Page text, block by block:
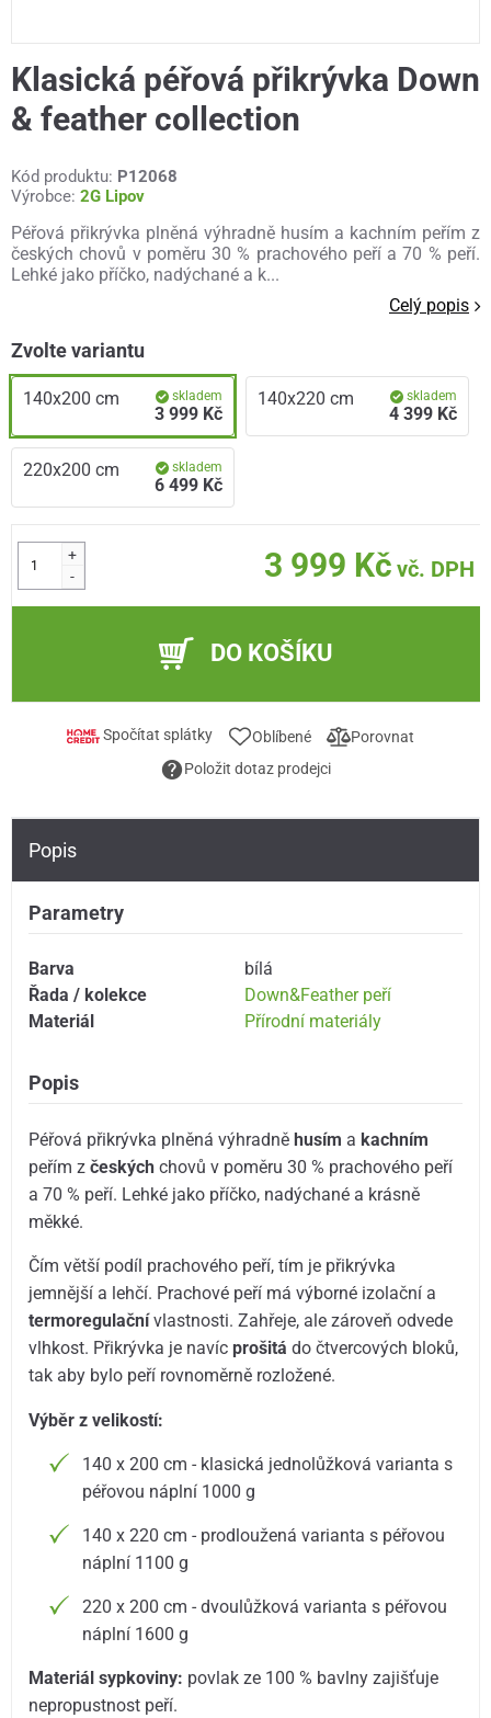
Klasická péřová přikrývka Down
& feather collection
Kód produktu: P12068
Výrobce: 2G Lipov
Péřová přikrývka plněná výhradně husím a kachním peřím z
českých chovů v poměru 30 % prachového peří a 70 % peří.
Lehké jako příčko, nadýchané a k...
Celý popis
Zvolte variantu
140x200 cm skladem
3 999 Kč
140x220 cm skladem
4 399 Kč
220x200 cm skladem
6 499 Kč
+
-
3 999 Kč vč. DPH
DO KOŠÍKU
Spočítat splátky Oblíbené
Porovnat
Položit dotaz prodejci
Popis
Parametry
Barva
bílá
Řada / kolekce
Down&Feather peří
Materiál
Přírodní materiály
Popis
Péřová přikrývka plněná výhradně husím a kachním
peřím zčeských chovů v poměru 30 % prachového peří
a 70 % peří. Lehké jako příčko, nadýchané a krásně
měkké.
Čím větší podíl prachového peří, tím je přikrývka
jemnější a lehčí. Prachové peří má výborné izolační a
termoregulačnívlastnosti. Zahřeje, ale zároveň odvede
vlhkost. Přikrývka je navícprošitá do čtvercových bloků,
tak aby bylo peří rovnoměrně rozložené.
Výběr z velikostí:
140 x 200 cm - klasická jednolůžková varianta s
péřovou náplní 1000 g
140 x 220 cm - prodloužená varianta s péřovou
náplní 1100 g
220 x 200 cm - dvoulůžková varianta s péřovou
náplní 1600 g
Materiál sypkoviny: povlak ze 100 % bavlny zajišťuje
nepropustnost peří.